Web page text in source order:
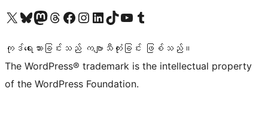
ကျွန်ုပ်တို့၏ X (ယခင် Twitter) အကောင့်သို့ သွားရောက်ကြည့်ရှုပါကျွန်ုပ်တို့၏ Bluesky အကောင့်သို့ ဝင်ရောက်ကြည့်ရှုရန်
ကျွန်ုပ်တို့၏ Mastodon အကောင့်သို့ သွားရောက်ကြည့်ရှုပါကျွန်ုပ်တို့၏ Threads အကောင့်သို့ ဝင်ရောက်ကြည့်ရှုရန်
ကျွန်ုပ်တို့၏ Facebook စာမျက်နှာသို့ သွားရောက်ကြည့်ရှုပါကျွန်ုပ်တို့၏ Instagram အကောင့်သို့ သွားရောက်ကြည့်ရှုပါ ကျွန်ုပ်တို့၏ LinkedIn အကောင့်သို့ သွားရောက်ကြည့်ရှုပါကျွန်ုပ်တို့၏ TikTok အကောင့်သို့ ဝင်ရောက်ကြည့်ရှုရန်
ကျွန်ုပ်တို့၏ YouTube ချန်နယ်သို့ သွားရောက်ကြည့်ရှုပါ ကျွန်ုပ်တို့၏ Tumblr အကောင့်သို့ ဝင်ရောက်ကြည့်ရှုရန်
ကုဒ်ရေးသားခြင်းသည် ကဗျာသီကုံးခြင်း ဖြစ်သည်။
The WordPress® trademark is the intellectual property
of the WordPress Foundation.